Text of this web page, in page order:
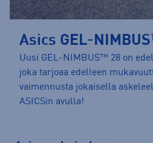
Asics GEL-
Uusi GEL-NIMBUS™ 28 on
joka tarjoaa edelleen
vaimennusta jokaisella
ASICSin avulla!